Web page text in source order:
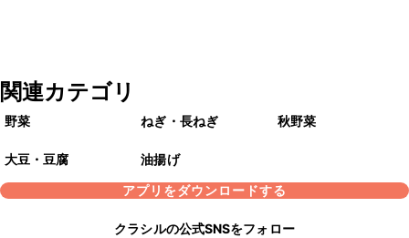
関連カテゴリ
野菜 ねぎ・長ねぎ 秋野菜
大豆・豆腐
油揚げ
アプリをダウンロードする
クラシルの公式SNSをフォロー